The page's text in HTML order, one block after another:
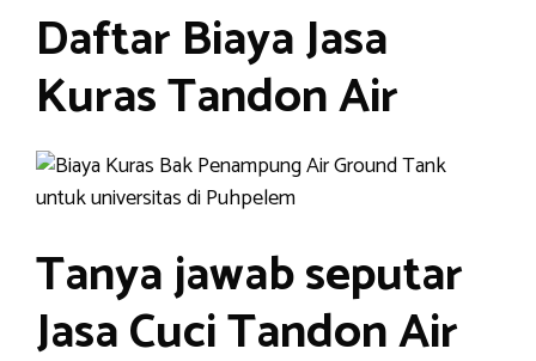
Daftar Biaya Jasa
Kuras Tandon Air
Tanya jawab seputar
Jasa Cuci Tandon Air